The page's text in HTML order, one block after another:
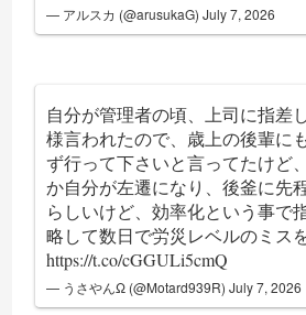
— アルスカ (@arusukaG)July 7, 2026
自分が管理者の頃、上司に指差
様言われたので、歳上の後輩に
ず行って下さいと言ってたけど
か自分が左遷になり、後釜に先
らしいけど、効率化という事で
略して数日で労災レベルのミス
https://t.co/cGGULi5cmQ
— うさやんΩ (@Motard939R)July 7, 2026